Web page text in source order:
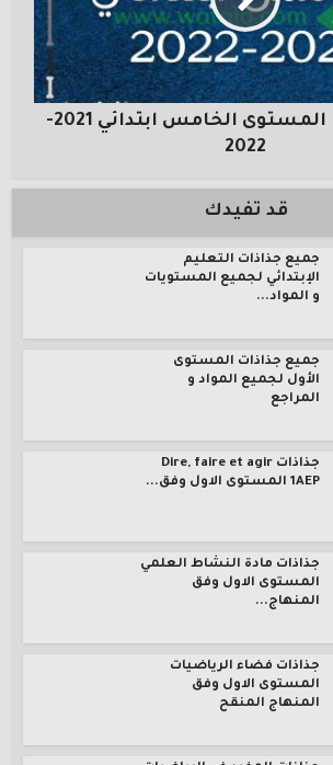
جميع جذاذات المستوى الخامس ابتدائي 2021-
2022
قد تفيدك
جميع جذاذات التعليم
الإبتدائي لجميع المستويات
و المواد...
جميع جذاذات المستوى
الأول لجميع المواد و
المراجع
جذاذات Dire, faire et agir
1AEP المستوى الاول وفق...
جذاذات مادة النشاط العلمي
المستوى الاول وفق
المنهاج...
جذاذات فضاء الرياضيات
المستوى الاول وفق
المنهاج المنقح